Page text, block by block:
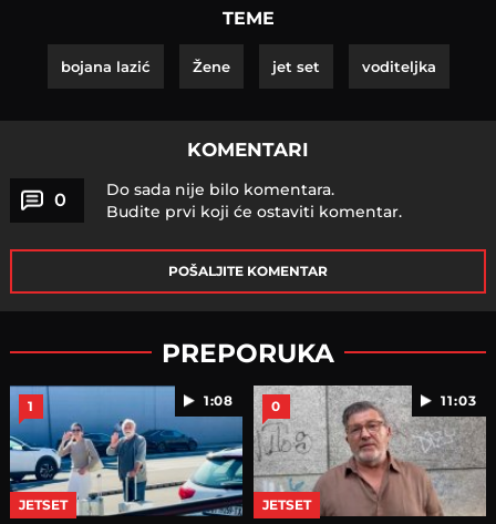
TEME
bojana lazić Žene jet set voditeljka
KOMENTARI
0
Do sada nije bilo komentara.
Budite prvi koji će ostaviti komentar.
POŠALJITE KOMENTAR
PREPORUKA
1:08
1
JETSET
11:03
0
JETSET